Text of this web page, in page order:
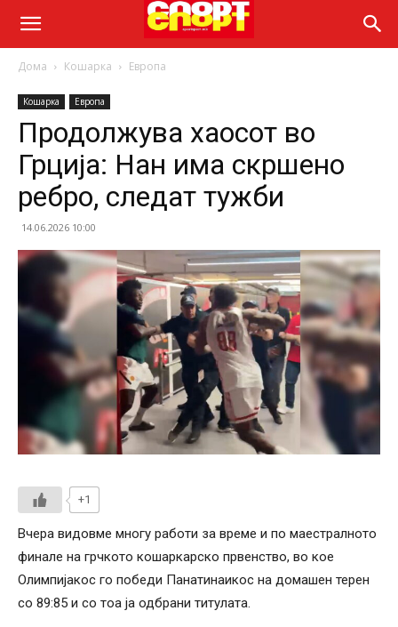
Дома Кошарка Европа
Кошарка Европа
Продолжува хаосот во
Грција: Нан има скршено
ребро, следат тужби
14.06.2026 10:00
+1
Вчера видовме многу работи за време и по маестралното
финале на грчкото кошаркарско првенство, во кое
Олимпијакос го победи Панатинаикос на домашен терен
со 89:85 и со тоа ја одбрани титулата.